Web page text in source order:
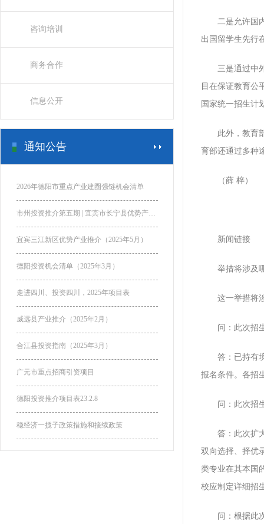
咨询培训
商务合作
信息公开
通知公告
2026年德阳市重点产业建圈强链机会清单
市州投资推介第五期 | 宜宾市长宁县优势产业推介
宜宾三江新区优势产业推介（2025年5月）
德阳投资机会清单（2025年3月）
走进四川、投资四川，2025年项目表
威远县产业推介（2025年2月）
合江县投资指南（2025年3月）
广元市重点招商引资项目
德阳投资推介项目表23.2.8
稳经济一揽子政策措施和接续政策
二是允许国内
出国留学生先行
三是通过中外
目在保证教育公
国家统一招生计
此外，教育部
育部还通过多种
（薛 梓）
新闻链接
举措将涉及
这一举措将涉
问：此次招生
答：已持有境
报名条件。各招
问：此次招生
答：此次扩大
双向选择、择优
类专业在其本国
校应制定详细招
问：根据此次